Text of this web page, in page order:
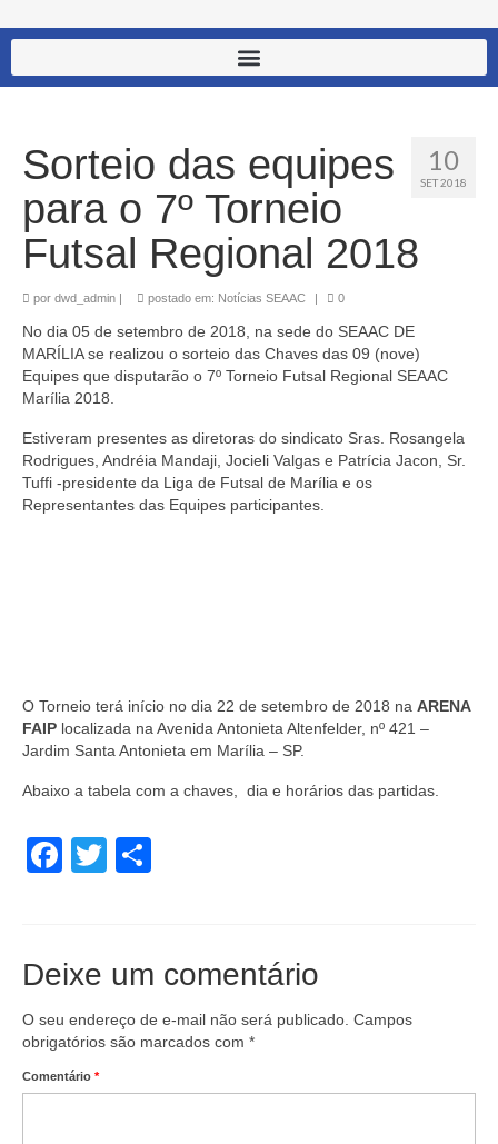
10
SET 2018
Sorteio das equipes
para o 7º Torneio
Futsal Regional 2018
por dwd_admin postado em: Notícias SEAAC 0
No dia 05 de setembro de 2018, na sede do SEAAC DE
MARÍLIA se realizou o sorteio das Chaves das 09 (nove)
Equipes que disputarão o 7º Torneio Futsal Regional SEAAC
Marília 2018.
Estiveram presentes as diretoras do sindicato Sras. Rosangela
Rodrigues, Andréia Mandaji, Jocieli Valgas e Patrícia Jacon, Sr.
Tuffi -presidente da Liga de Futsal de Marília e os
Representantes das Equipes participantes.
O Torneio terá início no dia 22 de setembro de 2018 na ARENA
FAIP localizada na Avenida Antonieta Altenfelder, nº 421 –
Jardim Santa Antonieta em Marília – SP.
Abaixo a tabela com a chaves, dia e horários das partidas.
Facebook
Twitter
Deixe um comentário
O seu endereço de e-mail não será publicado. Campos
obrigatórios são marcados com *
Comentário *